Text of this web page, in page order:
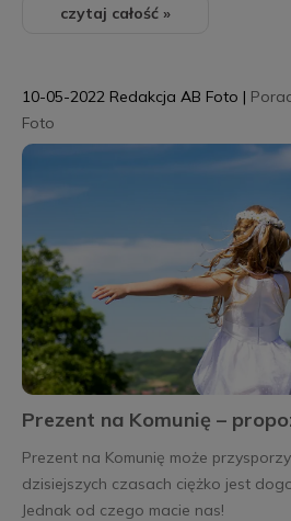
czytaj całość »
Prezent na Komunię –
10-05-2022 Redakcja AB Foto |
Foto
Prezent na Komunię może
dzisiejszych czasach ciężko jest
Jednak od czego macie nas!